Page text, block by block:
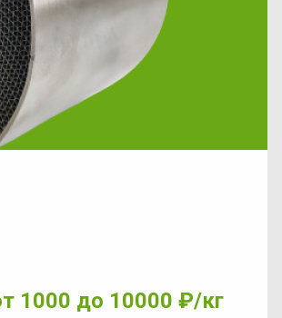
1000 до 10000 ₽/кг